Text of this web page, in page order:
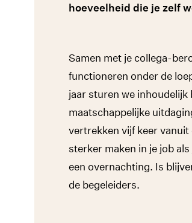
hoeveelheid die je zelf
Samen met je collega-
functioneren onder de
jaar sturen we
maatschappelijke
vertrekken vijf keer
sterker maken in je job
een overnachting. Is
de begeleiders.